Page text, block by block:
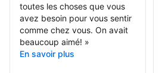
toutes les choses que vous
avez besoin pour vous sentir
comme chez vous. On avait
beaucoup aimé! »
En savoir plus